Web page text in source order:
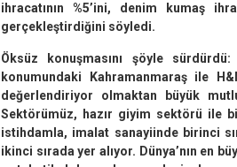
ihracatının %5’ini, denim kumaş
gerçekleştirdiğini söyledi.
Öksüz konuşmasını şöyle
konumundaki Kahramanmaraş ile
değerlendiriyor olmaktan büyük
Sektörümüz, hazır giyim sektörü
istihdamla, imalat sanayiinde birinci
ikinci sırada yer alıyor. Dünya’nın en